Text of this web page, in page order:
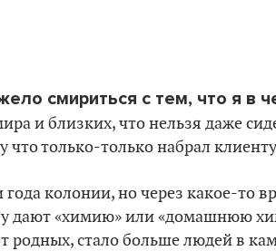
смириться с тем, что я в
и близких, что нельзя даже
только-только набрал
колонии, но через какое-то
дают «химию» или «домашнюю
родных, стало больше людей в